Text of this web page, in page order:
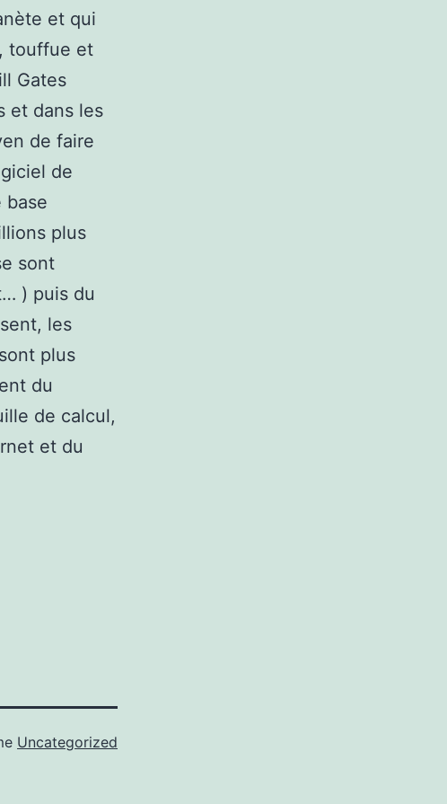
et qui
touffue et
Gates
et dans les
de faire
de
base
plus
sont
) puis du
les
plus
du
de calcul,
et du
Uncategorized